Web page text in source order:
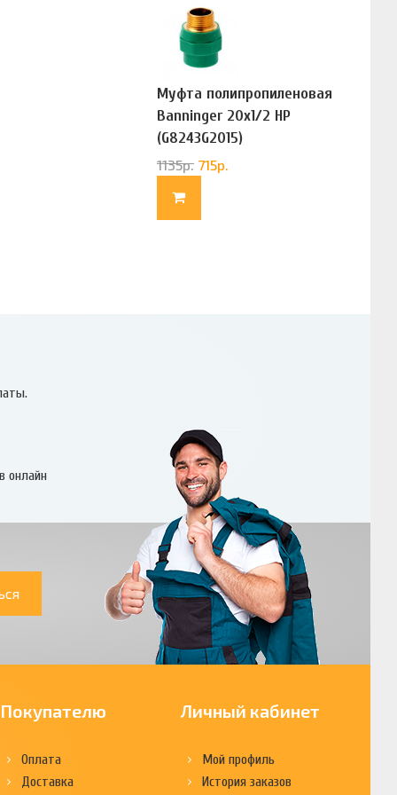
Муфта полипропиленовая
Banninger 20х1/2 НР
(G8243G2015)
1135р. 715р.
онлайн
Покупателю
Оплата
Доставка
Личный кабинет
Мой профиль
История заказов